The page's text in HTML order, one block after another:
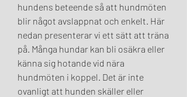
hundens beteende så att hundmöten
blir något avslappnat och enkelt. Här
nedan presenterar vi ett sätt att träna
på. Många hundar kan bli osäkra eller
känna sig hotande vid nära
hundmöten i koppel. Det är inte
ovanligt att hunden skäller eller